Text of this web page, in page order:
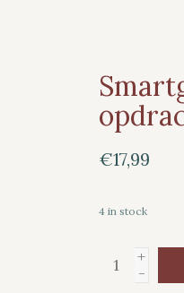
€17,99
4 in stock
+
-